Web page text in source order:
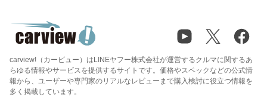
carview!（カービュー）はLINEヤフー株式会社が運営するクルマに関するあ
らゆる情報やサービスを提供するサイトです。価格やスペックなどの公式情
報から、ユーザーや専門家のリアルなレビューまで購入検討に役立つ情報を
多く掲載しています。